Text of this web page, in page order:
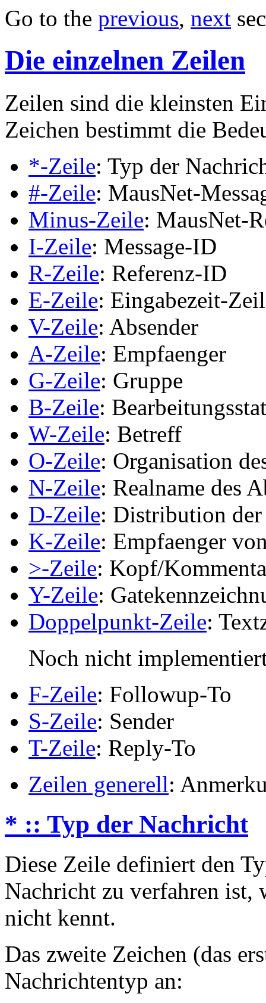
Go to the previous, next
Die einzelnen Zeilen
Zeilen sind die kleinsten
Zeichen bestimmt die
*-Zeile: Typ der
#-Zeile: MausNet-
Minus-Zeile: MausNet-
I-Zeile: Message-ID
R-Zeile: Referenz-ID
E-Zeile: Eingabezeit-
V-Zeile: Absender
A-Zeile: Empfaenger
G-Zeile: Gruppe
B-Zeile:
W-Zeile: Betreff
O-Zeile: Organisation
N-Zeile: Realname des
D-Zeile: Distribution
K-Zeile: Empfaenger
>-Zeile: Kopf/
Y-Zeile:
Doppelpunkt-Zeile:
Noch nicht
F-Zeile: Followup-To
S-Zeile: Sender
T-Zeile: Reply-To
Zeilen generell:
* :: Typ der Nachricht
Diese Zeile definiert den
Nachricht zu verfahren ist,
nicht kennt.
Das zweite Zeichen (das
Nachrichtentyp an: